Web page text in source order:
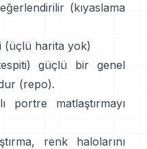
(kıyaslama
(üçlü harita yok)
güçlü bir genel
(repo).
portre matlaştırmayı
, renk halolarını